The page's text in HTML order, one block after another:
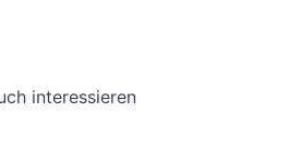
interessieren